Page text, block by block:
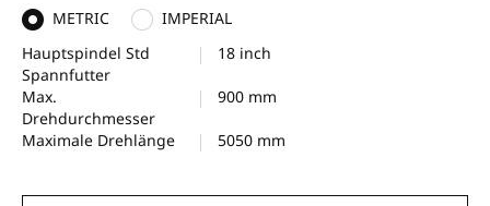
i
t
e
n
n
METRIC
IMPERIAL
Hauptspindel Std
Spannfutter
18 inch
Max.
Drehdurchmesser
900 mm
Maximale Drehlänge 5050 mm